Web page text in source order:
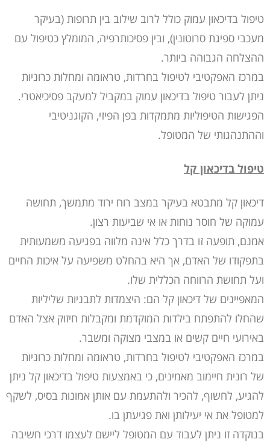
טיפול בדיכאון עמוק כולל לרוב שילוב בין תרופות (בעיקר
מעכבי ספיגת סרוטונין), ובין פסיכותרפיה, המומלץ כטיפול עם
ההצלחה הגבוהה ביותר.
במרכז האפקטיבי לטיפול בחרדות, טראומה ומחלות כרוניות
ניתן לעבור טיפול בדיכאון עמוק במקביל למעקב פסיכיאטרי.
הפגישות הטיפוליות מתמקדות בפן הפיזי, הקוגניטיבי
וההתנהגותי של המטופל.
טיפול בדיכאון קל
דיכאון קל מתבטא בעיקר במצב רוח ירוד מתמשך, תחושה
עמוקה של חוסר נוחות או אי שביעות רצון.
אמנם, תופעה זו בדרך כלל אינה מלווה בפגיעה משמעותית
בתפקודו של האדם, אך היא בהחלט משפיעה על איכות החיים
ועל תחושת הרווחה הכללית שלו.
המאפיינים של דיכאון קל הם: היצמדות לתבניות שליליות
שהחלו להתפתח בילדות המוקדמת ומקבלות חיזוק אצל האדם
באירועי חיים קשים או במצבי מצוקה ומשבר.
במרכז האפקטיבי לטיפול בחרדות, טראומה ומחלות כרוניות
של רונית חיימוב מאמינים, כי באמצעות טיפול בדיכאון קל ניתן
להגיע, לחשוף, להכיר ולהתעמת עם אותן אמונות בסיס, לשקף
למטופל את אי יעילותן ואת פגיעתן בו.
בנוקדה זו ניתן לעבוד עם המטופל ליישם לעצמו דרכי חשיבה